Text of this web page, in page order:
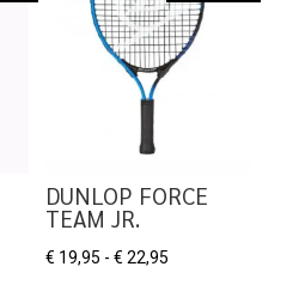
DUNLOP FORCE
TEAM JR.
€ 19,95 - € 22,95